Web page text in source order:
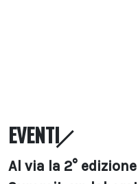
EVENTI
Al via la 2°